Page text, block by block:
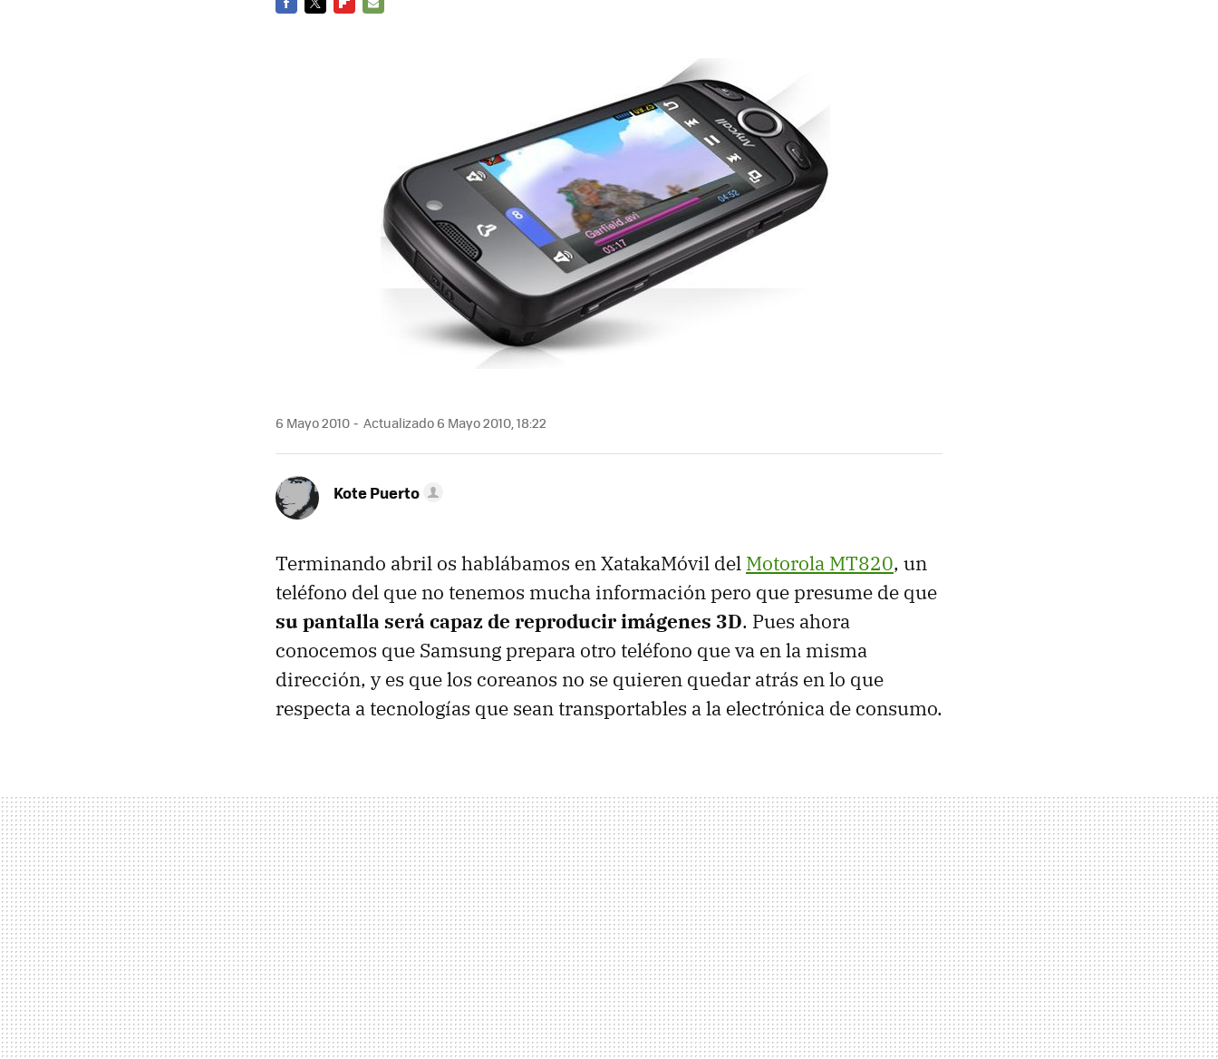
6 Mayo 2010 Actualizado 6 Mayo 2010, 18:22
Kote Puerto
Terminando abril os hablábamos en XatakaMóvil del Motorola MT820, un
teléfono del que no tenemos mucha información pero que presume de que
su pantalla será capaz de reproducir imágenes 3D. Pues ahora
conocemos que Samsung prepara otro teléfono que va en la misma
dirección, y es que los coreanos no se quieren quedar atrás en lo que
respecta a tecnologías que sean transportables a la electrónica de consumo.